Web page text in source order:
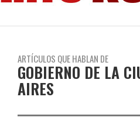
ARTÍCULOS QUE HABLAN DE
GOBIERNO DE LA
AIRES